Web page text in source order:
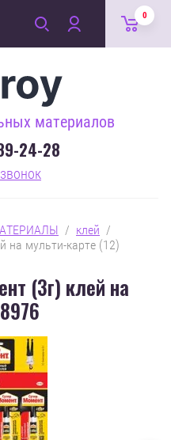
0
материалов
24-28
  /
клей
  /
на мульти-карте (12)
(3г) клей на